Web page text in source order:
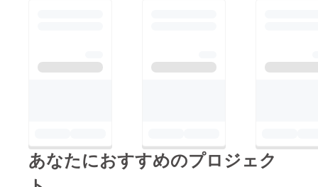
あなたにおすすめのプロジェク